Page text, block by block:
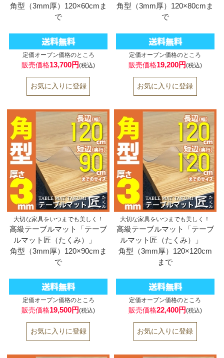
角型（3mm厚）120×60cmま
で
定価オープン価格のところ
販売価格13,700円(税込)
角型（3mm厚）120×80cmま
で
定価オープン価格のところ
販売価格19,200円(税込)
大切な家具をいつまでも美しく！
高級テーブルマット「テーブ
ルマット匠（たくみ）」
角型（3mm厚）120×90cmま
で
定価オープン価格のところ
販売価格19,500円(税込)
大切な家具をいつまでも美しく！
高級テーブルマット「テーブ
ルマット匠（たくみ）」
角型（3mm厚）120×120cm
まで
定価オープン価格のところ
販売価格22,400円(税込)